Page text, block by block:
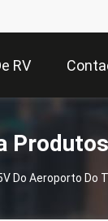
RV
Produtos
Do Aeroporto Do